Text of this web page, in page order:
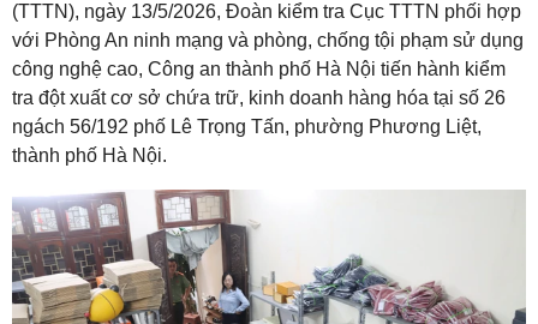
(TTTN), ngày 13/5/2026, Đoàn kiểm tra Cục TTTN phối hợp
với Phòng An ninh mạng và phòng, chống tội phạm sử dụng
công nghệ cao, Công an thành phố Hà Nội tiến hành kiểm
tra đột xuất cơ sở chứa trữ, kinh doanh hàng hóa tại số 26
ngách 56/192 phố Lê Trọng Tấn, phường Phương Liệt,
thành phố Hà Nội.